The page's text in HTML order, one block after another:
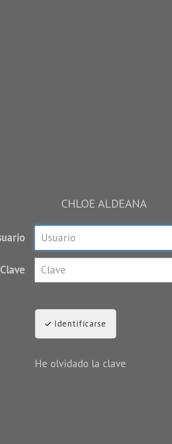
CHLOE ALDEANA
Clave
Identificarse
He olvidado la clave